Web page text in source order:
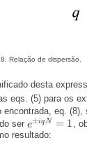
Relação de dispersão.
desta
eqs. (5) para os
encontrada, eq.
ser e±iq N = 1
e±iqN= 1
,
resultado: